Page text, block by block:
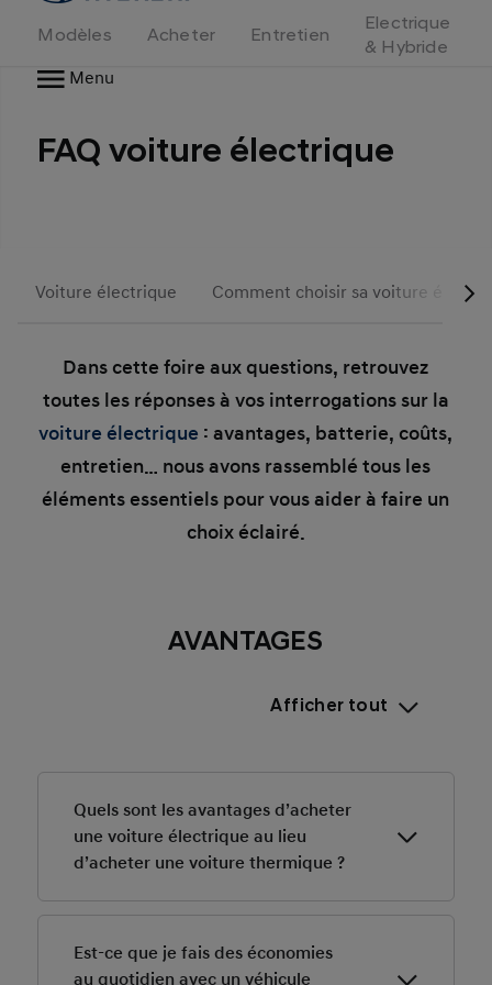
d'accueil
Modèles Acheter Entretien
Electrique
& Hybride
Menu
FAQ voiture électrique
Voiture électrique Comment choisir sa voiture
Dans cette foire aux questions, retrouvez
toutes les réponses à vos interrogations sur la
voiture électrique : avantages, batterie, coûts,
entretien… nous avons rassemblé tous les
éléments essentiels pour vous aider à faire un
choix éclairé.
AVANTAGES
Afficher tout
Quels sont les avantages d’acheter
une voiture électrique au lieu
d’acheter une voiture thermique ?
nécessitent peu d’entretien et permettent de circuler
librement en zone ZFE. Elles offrent aussi une conduite
Est-ce que je fais des économies
au quotidien avec un véhicule